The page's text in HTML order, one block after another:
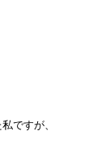
ですが、